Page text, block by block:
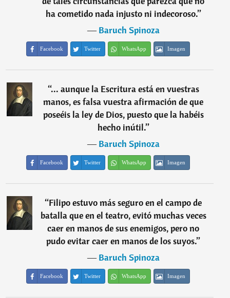
ha cometido nada injusto ni indecoroso.”
―Baruch Spinoza
Facebook Twitter WhatsApp Imagen
“... aunque la Escritura está en vuestras
manos, es falsa vuestra afirmación de que
poseéis la ley de Dios, puesto que la habéis
hecho inútil.”
―Baruch Spinoza
Facebook Twitter WhatsApp Imagen
“Filipo estuvo más seguro en el campo de
batalla que en el teatro, evitó muchas veces
caer en manos de sus enemigos, pero no
pudo evitar caer en manos de los suyos.”
―Baruch Spinoza
Facebook Twitter WhatsApp Imagen